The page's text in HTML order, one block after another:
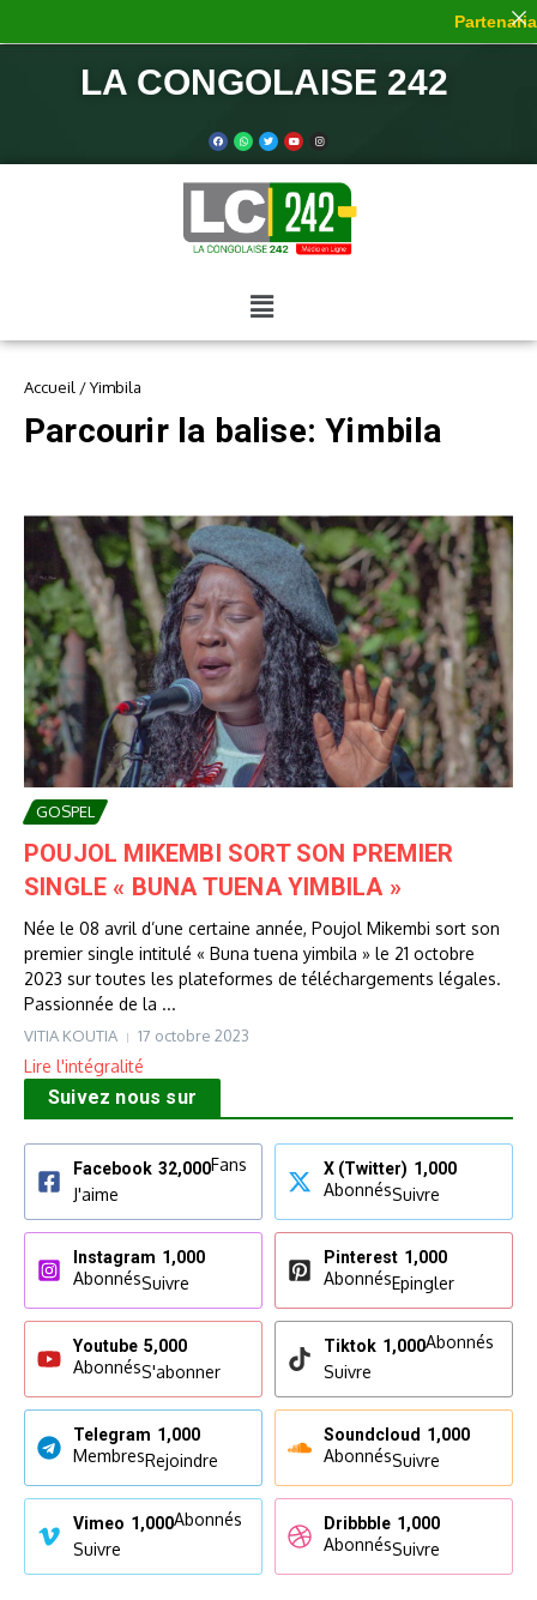
LA CONGOLAISE 242
Accueil /Yimbila
Parcourir la balise: Yimbila
GOSPEL
POUJOL MIKEMBI SORT SON PREMIER
SINGLE « BUNA TUENA YIMBILA »
Née le 08 avril d’une certaine année, Poujol Mikembi sort son
premier single intitulé « Buna tuena yimbila » le 21 octobre
2023 sur toutes les plateformes de téléchargements légales.
Passionnée de la ...
VITIA KOUTIA 17 octobre 2023
Lire l'intégralité
Suivez nous sur
Facebook 32,000Fans
J'aime
X (Twitter) 1,000
AbonnésSuivre
Instagram 1,000
AbonnésSuivre
Pinterest 1,000
AbonnésEpingler
Youtube 5,000
AbonnésS'abonner
Tiktok 1,000Abonnés
Suivre
Telegram 1,000
MembresRejoindre
Soundcloud 1,000
AbonnésSuivre
Vimeo 1,000Abonnés
Suivre
Dribbble 1,000
AbonnésSuivre